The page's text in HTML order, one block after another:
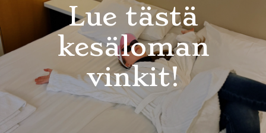
Lue tästä
kesäloman
vinkit!